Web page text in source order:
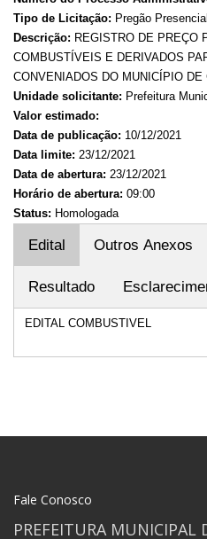
Tipo de Licitação: Pregão Presencial
Descrição: REGISTRO DE PREÇO
COMBUSTÍVEIS E DERIVADOS
CONVENIADOS DO MUNICÍPIO
Unidade solicitante: Prefeitura
Valor estimado:
Data de publicação: 10/12/2021
Data limite: 23/12/2021
Data de abertura: 23/12/2021
Horário de abertura: 09:00
Status: Homologada
Edital Outros Anexos
Resultado
EDITAL COMBUSTIVEL
Fale Conosco
PREFEITURA MUNICIPAL